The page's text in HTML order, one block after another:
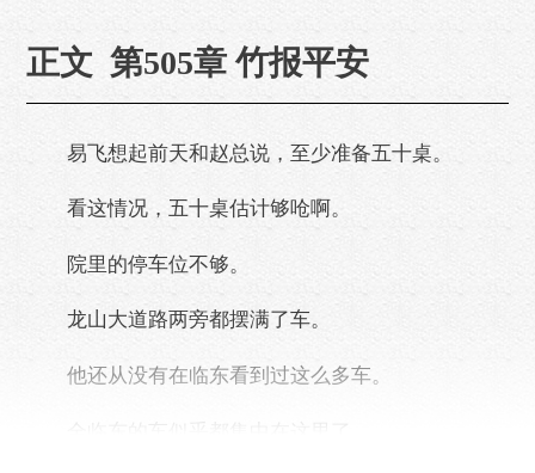
正文 第505章 竹报平安
易飞想起前天和赵总说，至少准备五十桌。
看这情况，五十桌估计够呛啊。
院里的停车位不够。
龙山大道路两旁都摆满了车。
他还从没有在临东看到过这么多车。